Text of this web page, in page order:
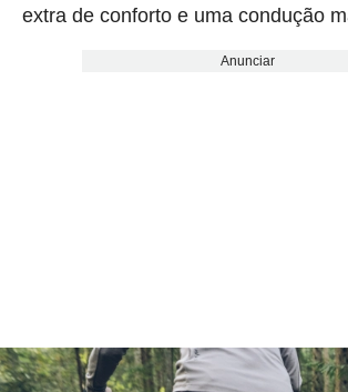
extra de conforto e uma condução
Anunciar